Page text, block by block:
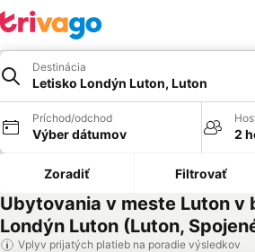
Destinácia
Letisko Londýn Luton, Luton
Príchod/odchod
Výber dátumov 2
Zoradiť Filtrovať
Ubytovania v meste Luton v
Londýn Luton (Luton,
Vplyv prijatých platieb na poradie výsledkov